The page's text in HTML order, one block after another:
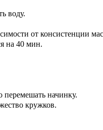
воду.
от консистенции
на 40 мин.
перемешать начинку.
кружков.